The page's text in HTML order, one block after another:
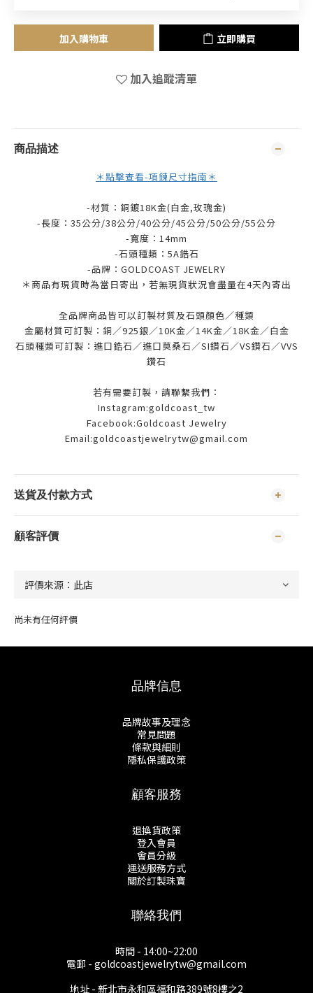
加入購物車 立即購買
加入追蹤清單
商品描述
＊點擊查看-項鍊尺寸指南＊
-材質：銅鍍18K金(白金,玫瑰金)
-長度：35公分/38公分/40公分/45公分/50公分/55公分
-寬度：14mm
-石頭種類：5A鋯石
-品牌： GOLDCOAST JEWELRY
＊商品有現貨時為當日寄出，若無現貨狀況會盡量在4天內寄出
全品牌商品皆可以訂製材質及石頭顏色／種類
金屬材質可訂製：銅／925銀／10K金／14K金／18K金／白金
石頭種類可訂製：進口鋯石／進口莫桑石／SI鑽石／VS鑽石／VVS
鑽石
若有需要訂製，請聯繫我們：
Instagram:goldcoast_tw
Facebook:Goldcoast Jewelry
Email:goldcoastjewelrytw@gmail.com
送貨及付款方式
顧客評價
尚未有任何評價
品牌信息
品牌故事及理念
常見問題
條款與細則
隱私保護政策
顧客服務
退換貨政策
登入會員
會員分級
運送服務方式
關於訂製珠寶
聯絡我們
時間 - 14:00~22:00
電郵 - goldcoastjewelrytw@gmail.com
地址 - 新北市永和區福和路389號8樓之2